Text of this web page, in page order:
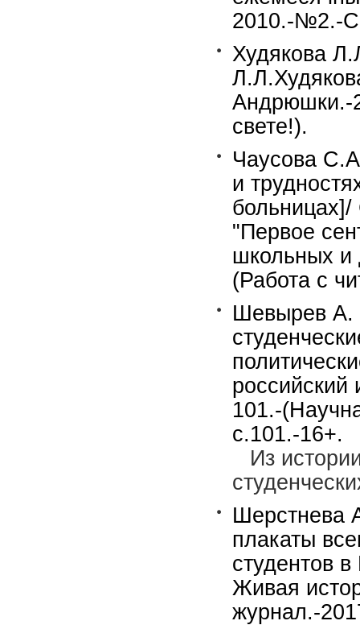
2010.-№2.-
Худякова
Андрюшки.-
свете!).
Чаусова
и
"Первое
школьных и
(Работа с
Шевырев А.
101.-
с.101.-16+.
Из
Шерстнева
плакаты
студентов
Живая
журнал.-